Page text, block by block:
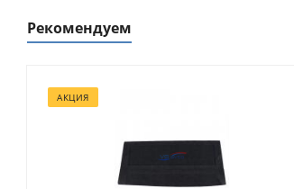
Рекомендуем
АКЦИЯ